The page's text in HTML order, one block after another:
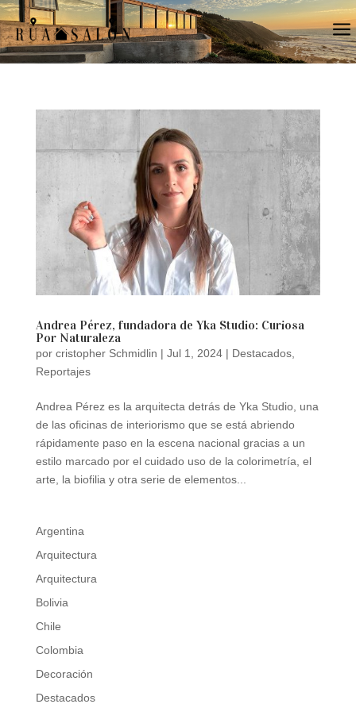
a
Andrea Pérez, fundadora de Yka Studio: Curiosa
Por Naturaleza
por cristopher Schmidlin | Jul 1, 2024| Destacados,
Reportajes
Andrea Pérez es la arquitecta detrás de Yka Studio, una
de las oficinas de interiorismo que se está abriendo
rápidamente paso en la escena nacional gracias a un
estilo marcado por el cuidado uso de la colorimetría, el
arte, la biofilia y otra serie de elementos...
Argentina
Arquitectura
Arquitectura
Bolivia
Chile
Colombia
Decoración
Destacados